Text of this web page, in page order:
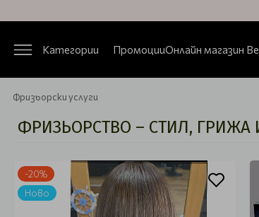
Категории ПромоцииОнлайн магазин
Фризьорски услуги
ФРИЗЬОРСТВО – СТИЛ,
-20%
Ново